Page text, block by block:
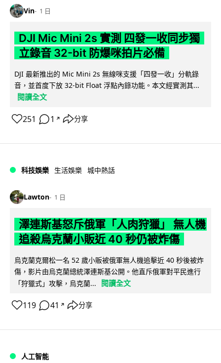
Vin 1 日
DJI Mic Mini 2s 實測 四發一收同步獨
立錄音 32-bit 防爆咪拍片必備
DJI 最新推出的 Mic Mini 2s 無線咪支援「四發一收」分軌錄
音，並首度下放 32-bit Float 浮點內錄功能。本文經實測其...
閱讀全文
251 1 ↗ 分享
科技娛樂 生活娛樂 城中熱話
Lawton 1 日
澤連斯基怒斥俄軍「人肉狩獵」 無人機
追殺烏克蘭小販近 40 秒仍被炸傷
烏克蘭克爾松一名 52 歲小販被俄軍無人機追擊近 40 秒後被炸
傷，影片由烏克蘭總統澤連斯基公開。他直斥俄軍對平民進行
「狩獵式」攻擊，烏克蘭...
閱讀全文
119 41 ↗ 分享
人工智能